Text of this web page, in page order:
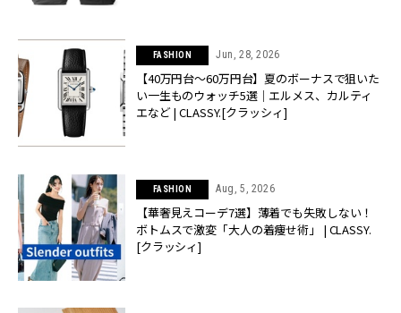
FASHION Jun, 28, 2026
【40万円台〜60万円台】夏のボーナスで狙いた
い一生ものウォッチ5選｜エルメス、カルティ
エなど | CLASSY.[クラッシィ]
FASHION Aug, 5, 2026
【華奢見えコーデ7選】薄着でも失敗しない！
ボトムスで激変「大人の着痩せ術」 | CLASSY.
[クラッシィ]